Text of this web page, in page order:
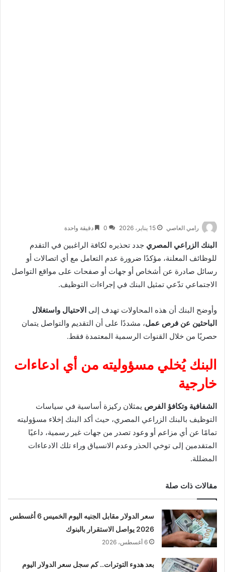
رامي العاصي 15 يناير، 2026 0 دقيقة واحدة
البنك الزراعي المصري جدد تحذيره لكافة الراغبين في التقدم
للوظائف المعلنة، مؤكدًا ضرورة عدم التعامل مع أي اتصالات أو
رسائل صادرة عن أشخاص أو جهات أو صفحات على مواقع التواصل
الاجتماعي تدّعي تمثيل البنك في إجراءات التوظيف.
وأوضح البنك أن هذه المحاولات تهدف إلى الاحتيال واستغلال
الباحثين عن فرص عمل، مشددًا على أن التقديم والتواصل يتمان
حصريًا من خلال القنوات الرسمية المعتمدة فقط.
البنك يُخلي مسؤوليته من أي ادعاءات
خارجية
الشفافية وتكافؤ الفرص يمثلان ركيزة أساسية في سياسات
التوظيف بالبنك الزراعي المصري، حيث أكد البنك إخلاء مسؤوليته
تمامًا عن أي مزاعم أو وعود تصدر من جهات غير رسمية، داعيًا
المتقدمين إلى توخي الحذر وعدم الانسياق وراء تلك الادعاءات
المضللة.
مقالات ذات صلة
سعر الدولار مقابل الجنيه اليوم الخميس 6 أغسطس
2026 يواصل الاستقرار بالبنوك
6 أغسطس، 2026
بعد هدوء التوترات.. كم سجل سعر الدولار اليوم